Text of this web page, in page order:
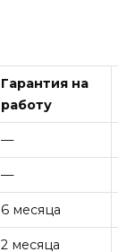
Гарантия на
работу
—
—
6 месяца
2 месяца